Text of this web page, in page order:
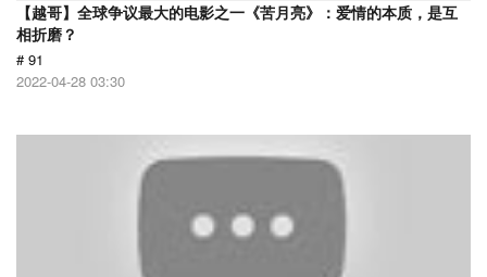
【越哥】全球争议最大的电影之一《苦月亮》：爱情的本质，是互
相折磨？
# 91
2022-04-28 03:30